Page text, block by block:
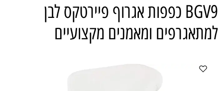
BGV9 כפפות אגרוף פיירטקס לבן
למתאגרפים ומאמנים מקצועיים